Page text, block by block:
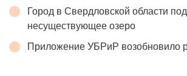
Город в Свердловской области
несуществующее озеро
Приложение УБРиР возобновило